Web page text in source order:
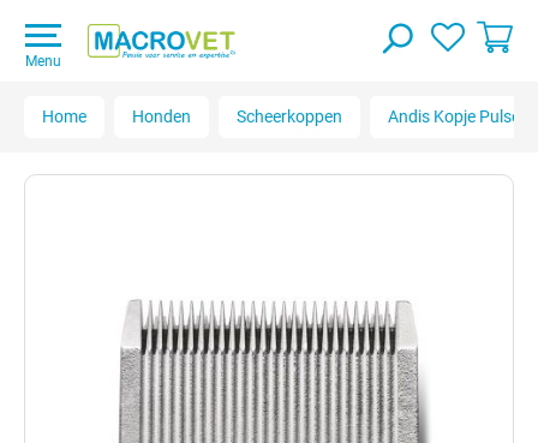
Menu
Home Honden Scheerkoppen Andis Kopje Pulse